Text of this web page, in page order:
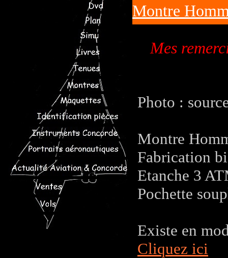
Montre
Mes
Photo :
Montre
Fabrication
Etanche 3
Pochette
Existe en
Cliquez ici